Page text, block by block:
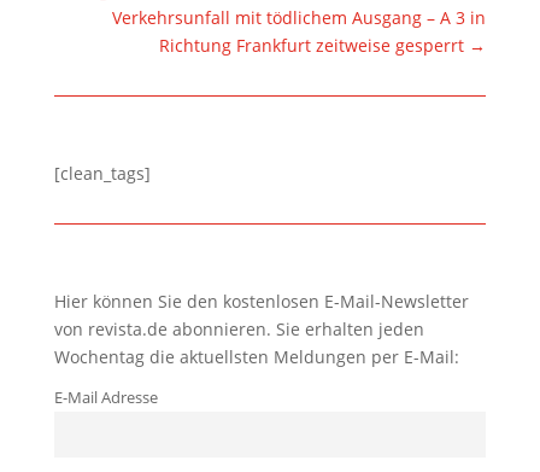
Verkehrsunfall mit tödlichem Ausgang – A 3 in
Richtung Frankfurt zeitweise gesperrt →
[clean_tags]
Hier können Sie den kostenlosen E-Mail-Newsletter
von revista.de abonnieren. Sie erhalten jeden
Wochentag die aktuellsten Meldungen per E-Mail:
E-Mail Adresse